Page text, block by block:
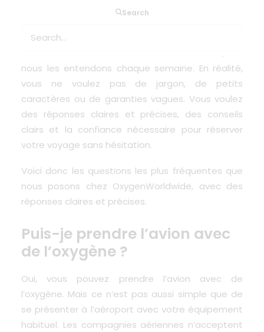
Search
Si vous prévoyez de voyager et que vous avez
probablement déjà une liste de questions qui
nous les entendons chaque semaine. En réalité,
vous ne voulez pas de jargon, de petits
caractères ou de garanties vagues. Vous voulez
des réponses claires et précises, des conseils
clairs et la confiance nécessaire pour réserver
votre voyage sans hésitation.
Voici donc les questions les plus fréquentes que
nous posons chez OxygenWorldwide, avec des
réponses claires et précises.
Puis-je prendre l’avion avec
de l’oxygène ?
Oui, vous pouvez prendre l’avion avec de
l’oxygène. Mais ce n’est pas aussi simple que de
se présenter à l’aéroport avec votre équipement
habituel. Les compagnies aériennes n’acceptent